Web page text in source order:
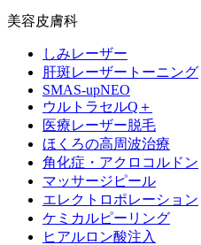
美容皮膚科
しみレーザー
肝斑レーザートーニング
SMAS-upNEO
ウルトラセルQ＋
医療レーザー脱毛
ほくろの高周波治療
角化症・アクロコルドン
マッサージピール
エレクトロポレーション
ケミカルピーリング
ヒアルロン酸注入